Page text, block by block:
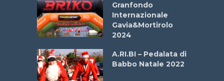
Granfondo
Internazionale
Gavia&Mortirolo
2024
A.RI.BI – Pedalata di
Babbo Natale 2022